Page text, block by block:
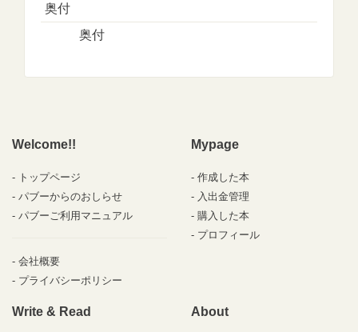
奥付
奥付
Welcome!!
トップページ
パブーからのおしらせ
パブーご利用マニュアル
会社概要
プライバシーポリシー
Mypage
作成した本
入出金管理
購入した本
プロフィール
Write & Read About